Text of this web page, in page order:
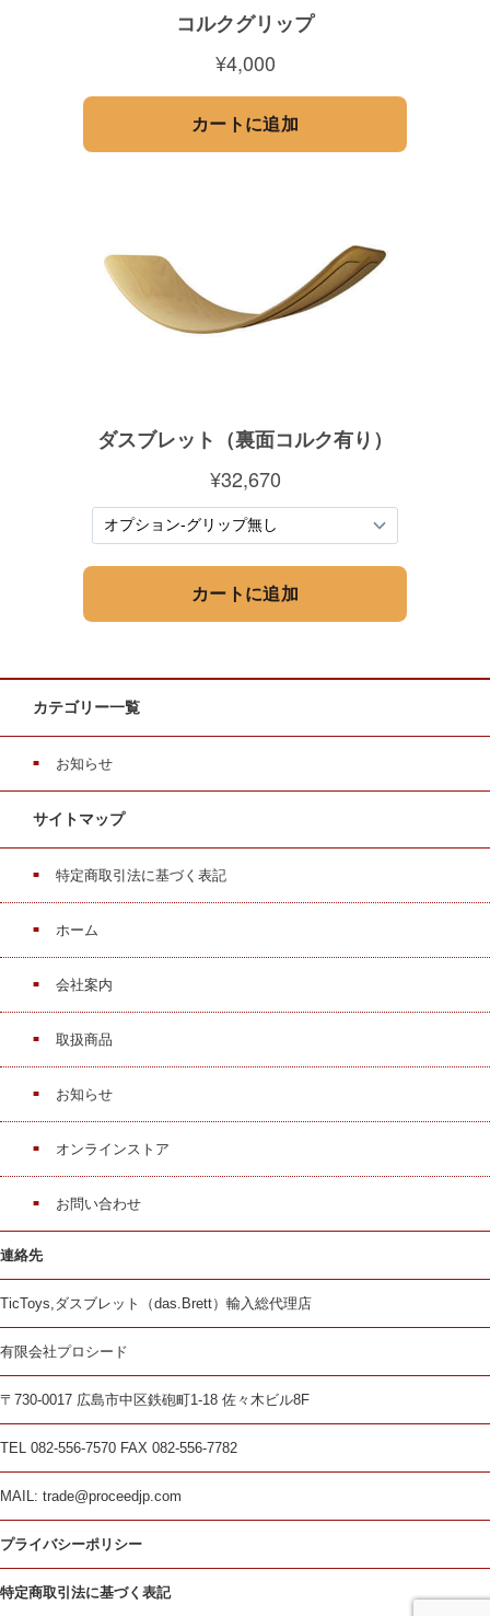
カテゴリー一覧
お知らせ
サイトマップ
特定商取引法に基づく表記
ホーム
会社案内
取扱商品
お知らせ
オンラインストア
お問い合わせ
連絡先
TicToys,ダスブレット（das.Brett）輸入総代理店
有限会社プロシード
〒730-0017 広島市中区鉄砲町1-18 佐々木ビル8F
TEL 082-556-7570 FAX 082-556-7782
MAIL: trade@proceedjp.com
プライバシーポリシー
特定商取引法に基づく表記